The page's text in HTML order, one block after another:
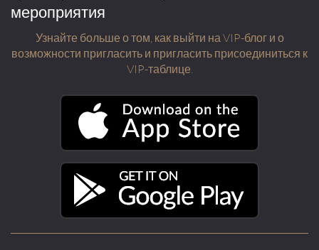
мероприятия
Узнайте больше о том, как выйти на VIP-блог и о
возможности пригласить и пригласить присоединиться к
VIP-таблице.